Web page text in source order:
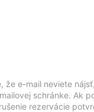
e-mail neviete
schránke. Ak
rezervácie